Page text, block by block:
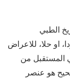
الطبي
او حلا، للاعراض
المستقبل من
هو عنصر